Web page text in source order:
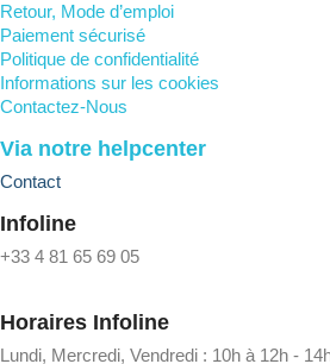
Retour, Mode d’emploi
Paiement sécurisé
Politique de confidentialité
Informations sur les cookies
Contactez-Nous
Via notre helpcenter
Contact
Infoline
+33 4 81 65 69 05
Horaires Infoline
Lundi, Mercredi, Vendredi : 10h à 12h -